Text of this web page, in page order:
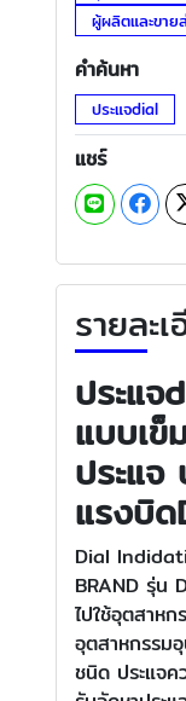
ผู้ผลิตและขา
คำค้นหา
ประแจdial
แชร์
รายละ
ประแจ
แบบเ
ประแจ
แรงบิ
Dial
BRAND รุ่น
ไปใช้อุตสาห
อุตสาหกรรม
ชนิด ประแจค